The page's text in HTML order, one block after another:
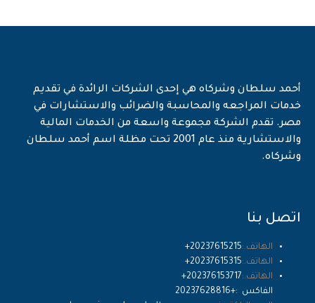
أحمد سلطان وشركاه هي إحدى الشركات الرائدة في تقديم
خدمات المراجعه والمحاسبة والضرائب والاستشارات في
مصر. تقدم الشركة مجموعة واسعة من الخدمات المالية
والاستشارية منذ عام 2001 تحت مظلة اسم أحمد سلطان
وشركاه.
اتصل بنا
الهاتف.:+20237615215
الهاتف.:+20237615315
الهاتف.:+202376153717
الفاكس :+20237628816